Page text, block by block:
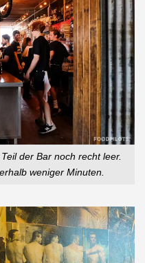
der Bar noch recht leer.
weniger Minuten.